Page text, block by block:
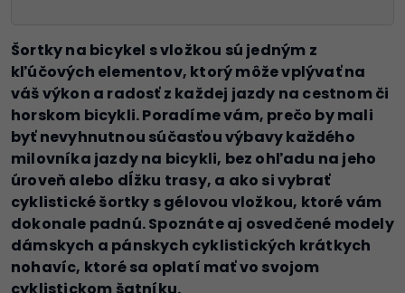
Šortky na bicykel s vložkou sú jedným z
kľúčových elementov, ktorý môže vplývať na
váš výkon a radosť z každej jazdy na cestnom či
horskom bicykli. Poradíme vám, prečo by mali
byť nevyhnutnou súčasťou výbavy každého
milovníka jazdy na bicykli, bez ohľadu na jeho
úroveň alebo dĺžku trasy, a ako si vybrať
cyklistické šortky s gélovou vložkou, ktoré vám
dokonale padnú. Spoznáte aj osvedčené modely
dámskych a pánskych cyklistických krátkych
nohavíc, ktoré sa oplatí mať vo svojom